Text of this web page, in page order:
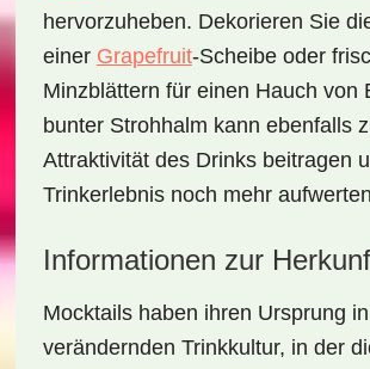
hervorzuheben. Dekorieren Sie
einer Grapefruit-Scheibe oder
Minzblättern für einen Hauch von
bunter Strohhalm kann ebenfalls
Attraktivität des Drinks beitragen
Trinkerlebnis noch mehr
Informationen zur
Mocktails haben ihren Ursprung
verändernden Trinkkultur, in der